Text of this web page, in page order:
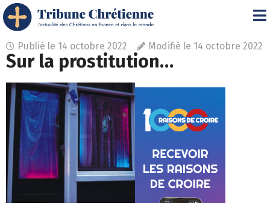
Publié le 14 octobre 2022 Modifié le 14 octobre 2022
Sur la prostitution…